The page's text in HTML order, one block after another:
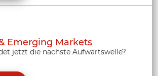
Emerging Markets
jetzt die nächste Aufwärtswelle?